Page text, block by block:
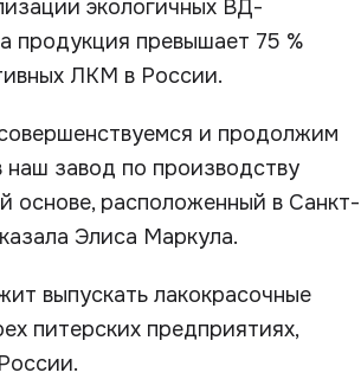
экологичных ВД-
продукция превышает 75 %
ЛКМ в России.
и продолжим
наш завод по производству
основе, расположенный в Санкт-
Элиcа Маркула.
выпускать лакокрасочные
питерских предприятиях,